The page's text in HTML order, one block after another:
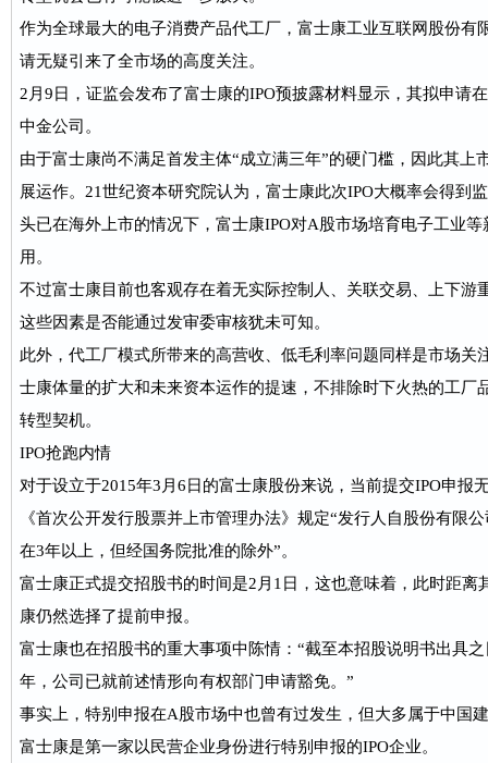
作为全球最大的电子消费产品代工厂，富士康工业互联网股份有
请无疑引来了全市场的高度关注。
2月9日，证监会发布了富士康的IPO预披露材料显示，其拟申请
中金公司。
由于富士康尚不满足首发主体“成立满三年”的硬门槛，因此其上
展运作。21世纪资本研究院认为，富士康此次IPO大概率会得到
头已在海外上市的情况下，富士康IPO对A股市场培育电子工业
用。
不过富士康目前也客观存在着无实际控制人、关联交易、上下游
这些因素是否能通过发审委审核犹未可知。
此外，代工厂模式所带来的高营收、低毛利率问题同样是市场关
士康体量的扩大和未来资本运作的提速，不排除时下火热的工厂
转型契机。
IPO抢跑内情
对于设立于2015年3月6日的富士康股份来说，当前提交IPO申报
《首次公开发行股票并上市管理办法》规定“发行人自股份有限
在3年以上，但经国务院批准的除外”。
富士康正式提交招股书的时间是2月1日，这也意味着，此时距离
康仍然选择了提前申报。
富士康也在招股书的重大事项中陈情：“截至本招股说明书出具
年，公司已就前述情形向有权部门申请豁免。”
事实上，特别申报在A股市场中也曾有过发生，但大多属于中国
富士康是第一家以民营企业身份进行特别申报的IPO企业。